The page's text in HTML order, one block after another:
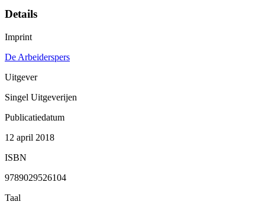
Details
Imprint
De Arbeiderspers
Uitgever
Singel Uitgeverijen
Publicatiedatum
12 april 2018
ISBN
9789029526104
Taal